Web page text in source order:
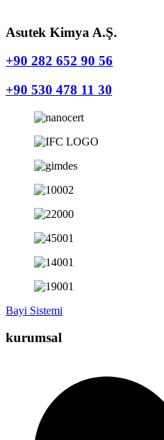
Asutek Kimya A.Ş.
+90 282 652 90 56
+90 530 478 11 30
Bayi Sistemi
kurumsal